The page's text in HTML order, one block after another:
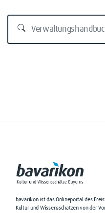
bavarikon ist das Onlineportal des
Kultur und Wissensschätzen von der